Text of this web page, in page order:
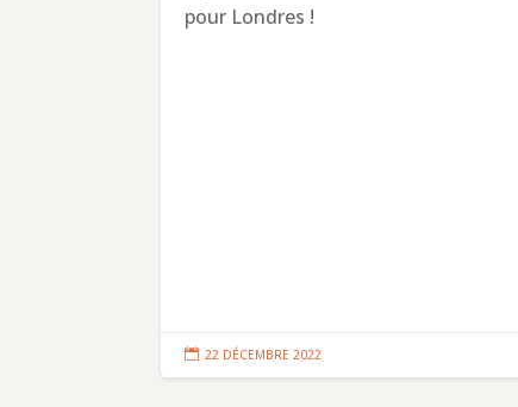
pour Londres !
 22 DÉCEMBRE 2022